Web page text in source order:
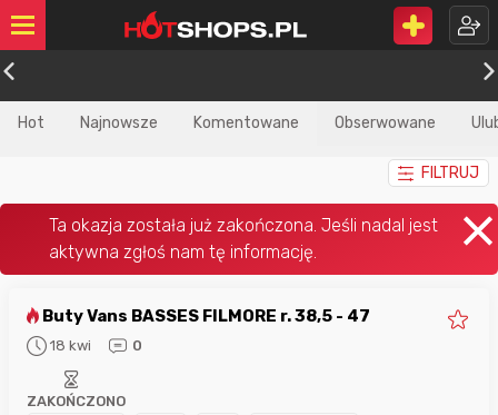
Hot Najnowsze Komentowane Obserwowane
FILTRUJ
Buty Vans BASSES FILMORE r. 38,5 - 47
18 kwi 0
ZAKOŃCZONO